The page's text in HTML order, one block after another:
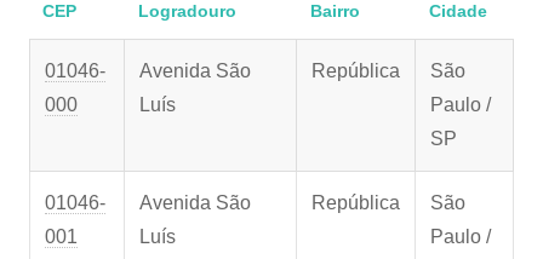
CEP Logradouro Bairro Cidade
01046-
000
Avenida São
Luís
República
São
Paulo /
SP
01046-
001
Avenida São
Luís
República
São
Paulo /